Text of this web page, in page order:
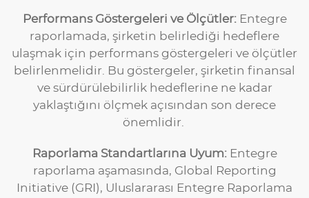
Performans Göstergeleri ve Ölçütler:Entegre
raporlamada, şirketin belirlediği hedeflere
ulaşmak için performans göstergeleri ve ölçütler
belirlenmelidir. Bu göstergeler, şirketin finansal
ve sürdürülebilirlik hedeflerine ne kadar
yaklaştığını ölçmek açısından son derece
önemlidir.
Raporlama Standartlarına Uyum:Entegre
raporlama aşamasında, Global Reporting
Initiative (GRI), Uluslararası Entegre Raporlama